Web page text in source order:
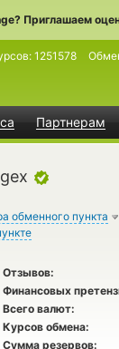
Приглашаем
Партнерам
1251578
обменного пункта
Отзывов:
Финансовых
Всего валют:
Курсов обмена:
Сумма резервов: